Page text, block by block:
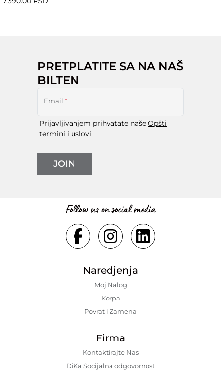
PRETPLATITE SA NA NAŠ
BILTEN
Email *
Prijavljivanjem prihvatate naše Opšti
termini i uslovi
JOIN
Follow us on social media
Naredjenja
Moj Nalog
Korpa
Povrat i Zamena
Firma
Kontaktirajte Nas
DiKa Socijalna odgovornost